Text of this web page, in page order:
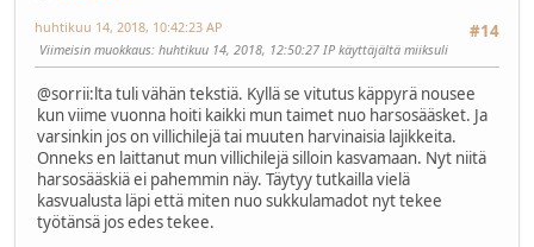
#14
huhtikuu 14, 2018, 10:42:23 AP
Viimeisin muokkaus: huhtikuu 14, 2018, 12:50:27 IP käyttäjältä miiksuli
@sorrii:lta tuli vähän tekstiä. Kyllä se vitutus käppyrä nousee
kun viime vuonna hoiti kaikki mun taimet nuo harsosääsket. Ja
varsinkin jos on villichilejä tai muuten harvinaisia lajikkeita.
Onneks en laittanut mun villichilejä silloin kasvamaan. Nyt niitä
harsosääskiä ei pahemmin näy. Täytyy tutkailla vielä
kasvualusta läpi että miten nuo sukkulamadot nyt tekee
työtänsä jos edes tekee.